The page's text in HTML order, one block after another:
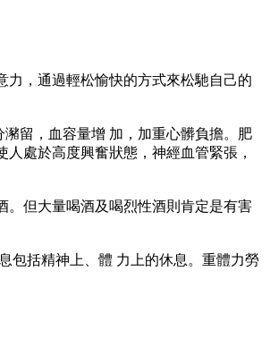
，通過輕松愉快的方式來松馳自己的
留，血容量增 加，加重心髒負擔。肥
處於高度興奮狀態，神經血管緊張，
但大量喝酒及喝烈性酒則肯定是有害
括精神上、體 力上的休息。重體力勞